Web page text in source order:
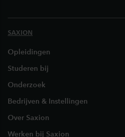
SAXION
Opleidingen
Studeren bij
Onderzoek
Bedrijven & Instellingen
Over Saxion
Werken bij Saxion